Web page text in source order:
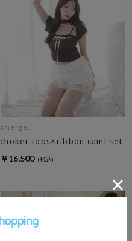
amerge.
choker tops×ribbon cami set
￥16,500